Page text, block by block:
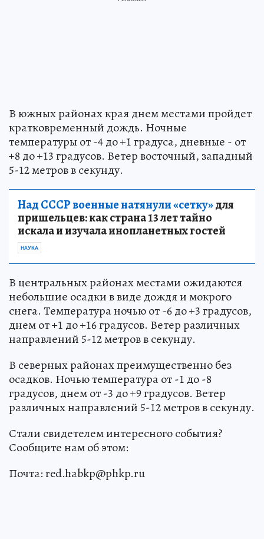
В южных районах края днем местами пройдет
кратковременный дождь. Ночные
температуры от -4 до +1 градуса, дневные - от
+8 до +13 градусов. Ветер восточный, западный
5-12 метров в секунду.
Над СССР военные натянули «сетку»для
пришельцев: как страна 13 лет тайно
искала и изучала инопланетных гостей
НАУКА
В центральных районах местами ожидаются
небольшие осадки в виде дождя и мокрого
снега. Температура ночью от -6 до +3 градусов,
днем от +1 до +16 градусов. Ветер различных
направлений 5-12 метров в секунду.
В северных районах преимущественно без
осадков. Ночью температура от -1 до -8
градусов, днем от -3 до +9 градусов. Ветер
различных направлений 5-12 метров в секунду.
Стали свидетелем интересного события?
Сообщите нам об этом:
Почта: red.habkp@phkp.ru